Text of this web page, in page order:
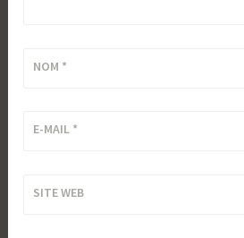
NOM *
E-MAIL *
SITE WEB